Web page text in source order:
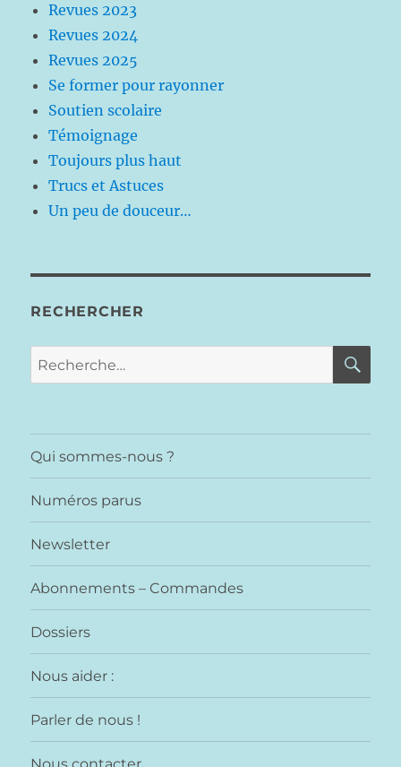
Revues 2023
Revues 2024
Revues 2025
Se former pour rayonner
Soutien scolaire
Témoignage
Toujours plus haut
Trucs et Astuces
Un peu de douceur…
RECHERCHER
Recherche
pour :
Qui sommes-nous ?
Numéros parus
Newsletter
Abonnements – Commandes
Dossiers
Nous aider :
Parler de nous !
Nous contacter